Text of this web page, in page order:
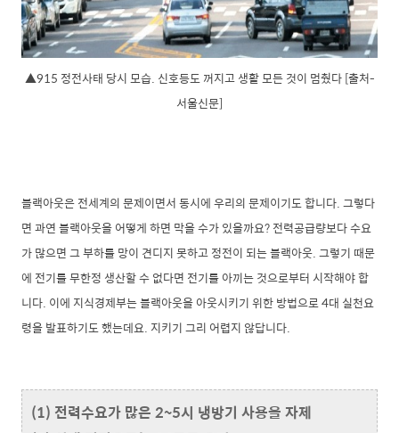
▲915 정전사태 당시 모습. 신호등도 꺼지고 생활 모든 것이 멈췄다 [출처-
서울신문]
블랙아웃은 전세계의 문제이면서 동시에 우리의 문제이기도 합니다. 그렇다
면 과연 블랙아웃을 어떻게 하면 막을 수가 있을까요? 전력공급량보다 수요
가 많으면 그 부하를 망이 견디지 못하고 정전이 되는 블랙아웃. 그렇기 때문
에 전기를 무한정 생산할 수 없다면 전기를 아끼는 것으로부터 시작해야 합
니다. 이에 지식경제부는 블랙아웃을 아웃시키기 위한 방법으로 4대 실천요
령을 발표하기도 했는데요. 지키기 그리 어렵지 않답니다.
(1) 전력수요가 많은 2~5시 냉방기 사용을 자제